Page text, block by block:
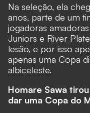
Na seleção, ela
anos, parte de um
jogadoras
Juniors e River
lesão, e por isso
apenas uma Copa
albiceleste.
Homare Sawa
dar uma Copa do